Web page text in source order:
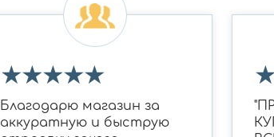
★★★★★
Благодарю магазин за
аккуратную и быструю